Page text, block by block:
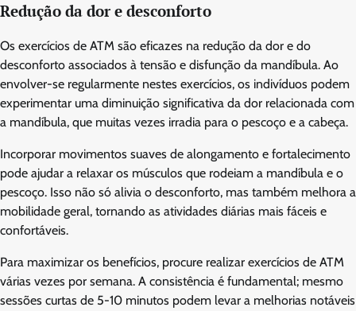
Redução da dor e desconforto
Os exercícios de ATM são eficazes na redução da dor e do
desconforto associados à tensão e disfunção da mandíbula. Ao
envolver-se regularmente nestes exercícios, os indivíduos podem
experimentar uma diminuição significativa da dor relacionada com
a mandíbula, que muitas vezes irradia para o pescoço e a cabeça.
Incorporar movimentos suaves de alongamento e fortalecimento
pode ajudar a relaxar os músculos que rodeiam a mandíbula e o
pescoço. Isso não só alivia o desconforto, mas também melhora a
mobilidade geral, tornando as atividades diárias mais fáceis e
confortáveis.
Para maximizar os benefícios, procure realizar exercícios de ATM
várias vezes por semana. A consistência é fundamental; mesmo
sessões curtas de 5-10 minutos podem levar a melhorias notáveis